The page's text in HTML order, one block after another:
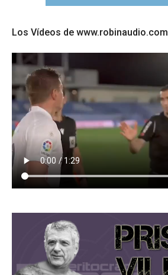
Los Vídeos de www.robinaudio.com